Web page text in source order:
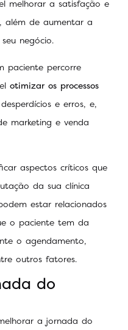
melhorar a satisfação e
além de aumentar a
negócio.
paciente percorre
otimizar os processos
e erros, e,
marketing e venda
aspectos críticos que
da sua clínica
estar relacionados
o paciente tem da
o agendamento,
outros fatores.
do
a jornada do